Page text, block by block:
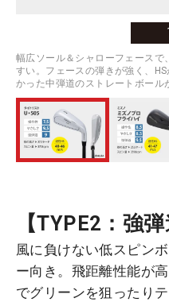
幅広ソール＆シャローフェース
すい。フェースの弾きが強く、
かった中弾道のストレートボール
【TYPE2： 強
風に負けない低スピン
ー向き。飛距離性能が
でグリーンを狙ったり